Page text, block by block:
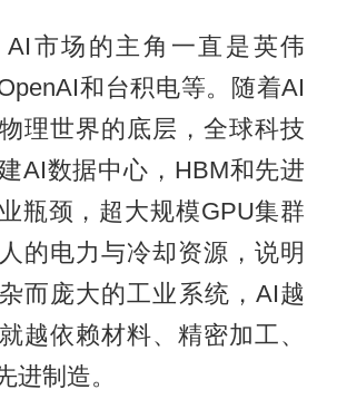
市场的主角一直是英伟
和台积电等。随着AI
理世界的底层，全球科技
AI数据中心，HBM和先进
瓶颈，超大规模GPU集群
的电力与冷却资源，说明
而庞大的工业系统，AI越
越依赖材料、精密加工、
进制造。